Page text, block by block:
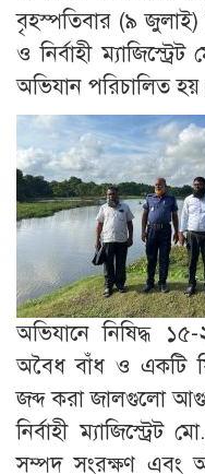
বৃহস্পতিবার (৯ জুলাই)
ও নির্বাহী
অভিযান পরিচালিত
অভিযানে নিষিদ্ধ
অবৈধ বাঁধ ও একটি
জব্দ করা জালগুলো
নির্বাহী
সম্পদ সংরক্ষণ এবং